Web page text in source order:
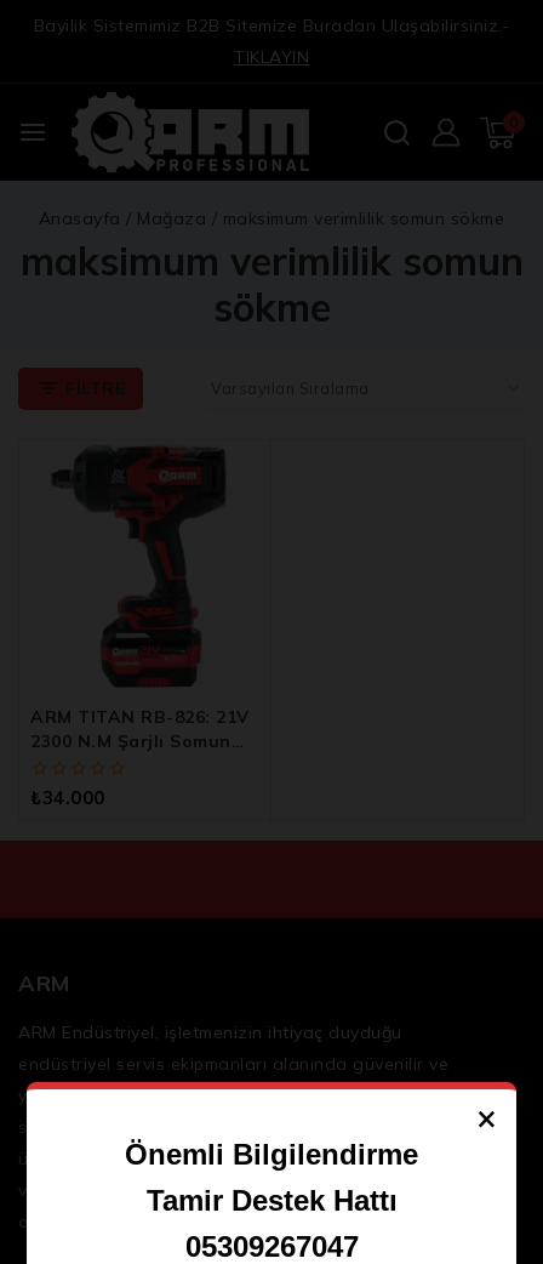
Bayilik Sistemimiz B2B Sitemize Buradan Ulaşabilirsiniz.-
TIKLAYIN
0
Anasayfa / Mağaza / maksimum verimlilik somun sökme
maksimum verimlilik somun
sökme
FILTRE
ARM TITAN RB-826: 21V
2300 N.m Şarjlı Somun
Sökme Makinesi
0
₺34.000
ARM
ARM Endüstriyel, işletmenizin ihtiyaç duyduğu
endüstriyel servis ekipmanları alanında güvenilir ve
yenilikçi çözümler sunar. Geniş ürün yelpazemizle,
sektördeki en son teknolojileri ve yüksek kaliteli
ürünleri bir araya getirerek iş süreçlerinizi daha
verimli ve sorunsuz hale getirmenize yardımcı
oluyoruz.
×
Önemli Bilgilendirme
Tamir Destek Hattı
05309267047